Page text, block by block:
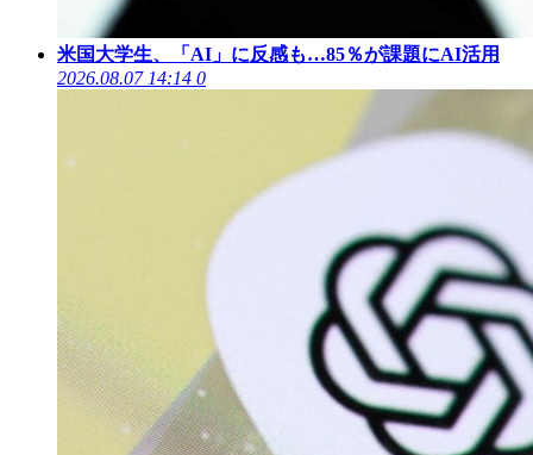
米国大学生、「AI」に反感も…85％が課題にAI活用
2026.08.07 14:14 0